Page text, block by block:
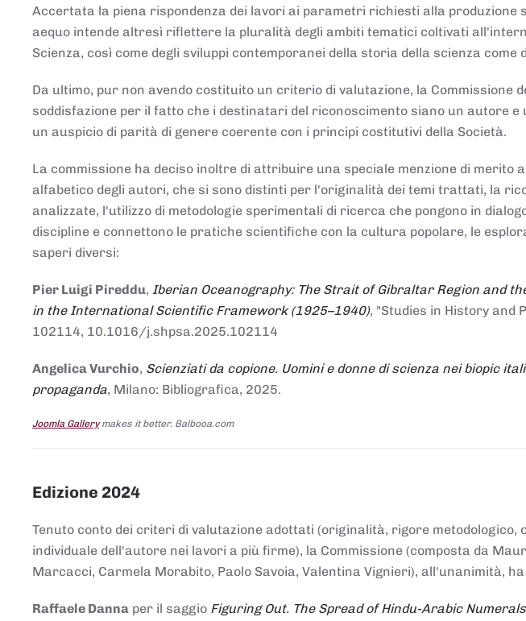
Accertata la piena rispondenza dei lavori ai parametri richiesti alla produzione
aequo intende altresì riflettere la pluralità degli ambiti tematici coltivati
Scienza, così come degli sviluppi contemporanei della storia della scienza come
Da ultimo, pur non avendo costituito un criterio di valutazione, la Commissione
soddisfazione per il fatto che i destinatari del riconoscimento siano un autore
un auspicio di parità di genere coerente con i principi costitutivi della Società.
La commissione ha deciso inoltre di attribuire una speciale menzione di merito
alfabetico degli autori, che si sono distinti per l'originalità dei temi trattati, la
analizzate, l'utilizzo di metodologie sperimentali di ricerca che pongono in
discipline e connettono le pratiche scientifiche con la cultura popolare, le
saperi diversi:
Pier Luigi Pireddu, Iberian Oceanography: The Strait of Gibraltar Region and
in the International Scientific Framework (1925–1940), "Studies in History and
102114, 10.1016/j.shpsa.2025.102114
Angelica Vurchio, Scienziati da copione. Uomini e donne di scienza nei biopic
propaganda, Milano: Bibliografica, 2025.
Joomla Gallerymakes it better. Balbooa.com
Edizione 2024
Tenuto conto dei criteri di valutazione adottati (originalità, rigore metodologico,
individuale dell'autore nei lavori a più firme), la Commissione (composta da
Marcacci, Carmela Morabito, Paolo Savoia, Valentina Vignieri), all'unanimità,
Raffaele Danna per il saggio Figuring Out. The Spread of Hindu-Arabic